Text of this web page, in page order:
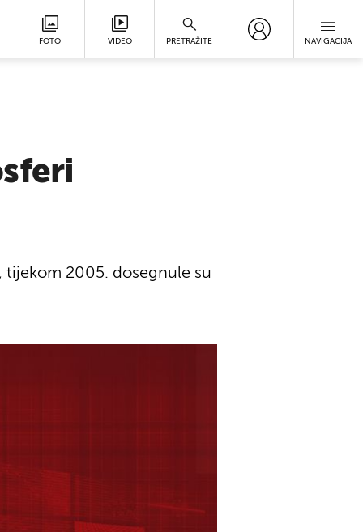
FOTO VIDEO PRETRAŽITE NAVIGACIJA
tijekom 2005. dosegnule su